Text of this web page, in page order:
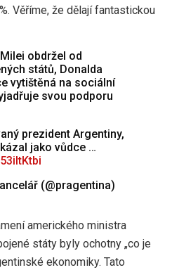
Věříme, že dělají fantastickou
obdržel od
států, Donalda
vytištěná na sociální
svou podporu
prezident Argentiny,
jako vůdce …
(@pragentina)
amerického ministra
státy byly ochotny „co je
ekonomiky. Tato